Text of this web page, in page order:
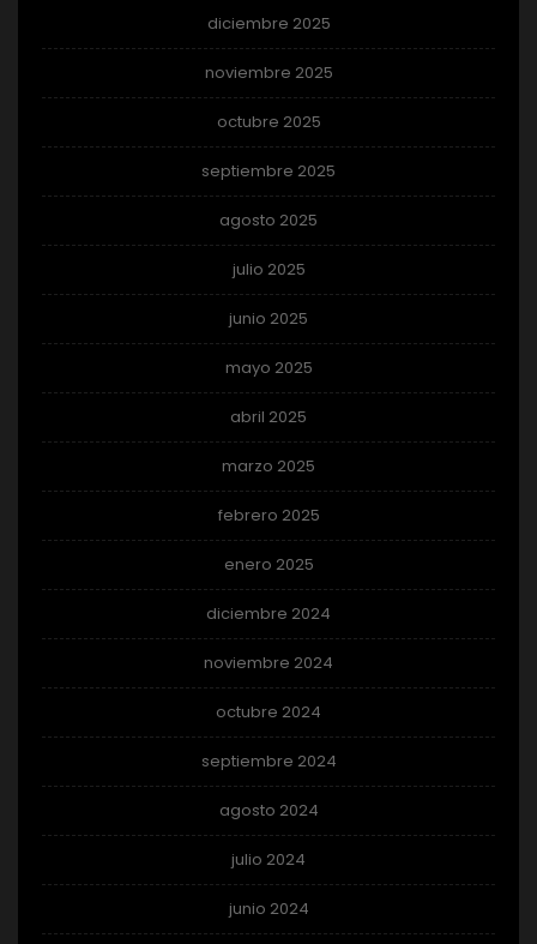
diciembre 2025
noviembre 2025
octubre 2025
septiembre 2025
agosto 2025
julio 2025
junio 2025
mayo 2025
abril 2025
marzo 2025
febrero 2025
enero 2025
diciembre 2024
noviembre 2024
octubre 2024
septiembre 2024
agosto 2024
julio 2024
junio 2024